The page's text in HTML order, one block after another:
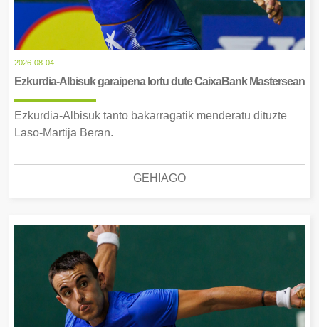
2026-08-04
Ezkurdia-Albisuk garaipena lortu dute CaixaBank Mastersean
Ezkurdia-Albisuk tanto bakarragatik menderatu dituzte
Laso-Martija Beran.
GEHIAGO